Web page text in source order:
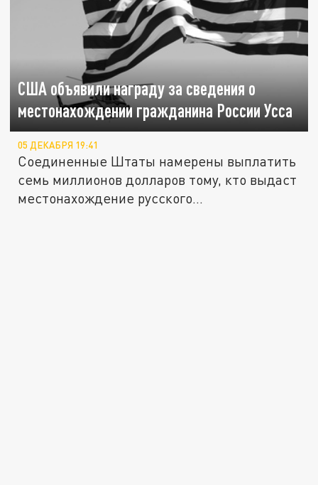
США объявили награду за сведения о
местонахождении гражданина России Усса
05 ДЕКАБРЯ 19:41
Соединенные Штаты намерены выплатить
семь миллионов долларов тому, кто выдаст
местонахождение русского...